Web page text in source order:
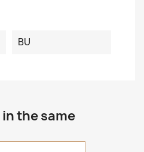
BU
the same